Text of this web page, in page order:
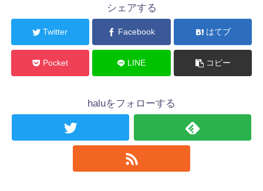
シェアする
Twitter Facebook はてブ
Pocket LINE コピー
haluをフォローする